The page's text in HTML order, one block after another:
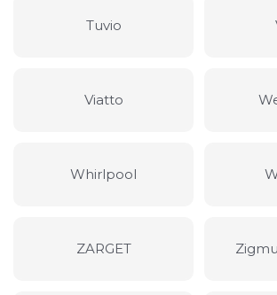
Tuvio
Viatto
Whirlpool
ZARGET